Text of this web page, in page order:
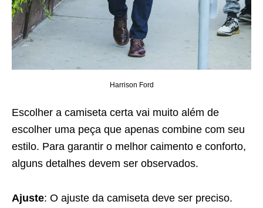
Harrison Ford
Escolher a camiseta certa vai muito além de
escolher uma peça que apenas combine com seu
estilo. Para garantir o melhor caimento e conforto,
alguns detalhes devem ser observados.
Ajuste: O ajuste da camiseta deve ser preciso.